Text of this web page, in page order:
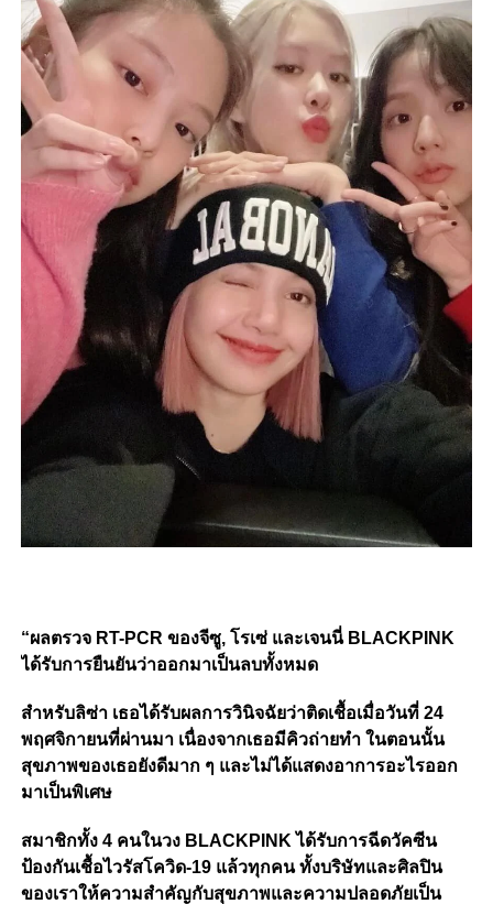
“ผลตรวจ RT-PCR ของจีซู, โรเซ่ และเจนนี่ BLACKPINK
ได้รับการยืนยันว่าออกมาเป็นลบทั้งหมด
สำหรับลิซ่า เธอได้รับผลการวินิจฉัยว่าติดเชื้อเมื่อวันที่ 24
พฤศจิกายนที่ผ่านมา เนื่องจากเธอมีคิวถ่ายทำ ในตอนนั้น
สุขภาพของเธอยังดีมาก ๆ และไม่ได้แสดงอาการอะไรออก
มาเป็นพิเศษ
สมาชิกทั้ง 4 คนในวง BLACKPINK ได้รับการฉีดวัคซีน
ป้องกันเชื้อไวรัสโควิด-19 แล้วทุกคน ทั้งบริษัทและศิลปิน
ของเราให้ความสำคัญกับสุขภาพและความปลอดภัยเป็น